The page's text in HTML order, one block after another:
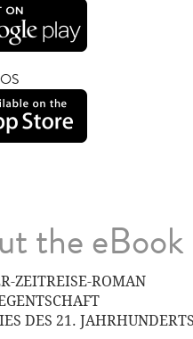
the eBook
ZEITREISE-ROMAN
DES 21.